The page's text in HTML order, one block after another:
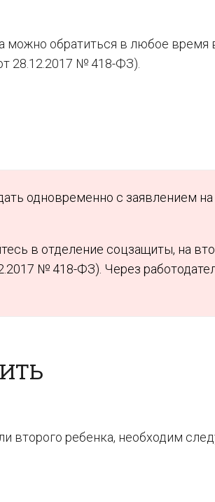
можно обратиться в любое время
28.12.2017 № 418-ФЗ).
одновременно с заявлением на
в отделение соцзащиты, на
№ 418-ФЗ). Через
второго ребенка, необходим